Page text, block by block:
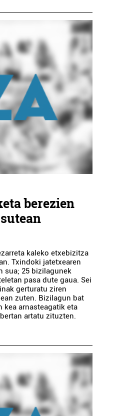
berezien
kaleko etxebizitza
Txindoki jatetxearen
sua; 25 bizilagunek
pasa dute gaua. Sei
gerturatu ziren
zuten. Bizilagun bat
kea arnasteagatik eta
artatu zituzten.